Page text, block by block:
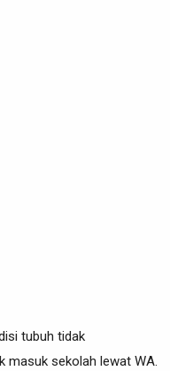
tubuh tidak
masuk sekolah lewat WA.